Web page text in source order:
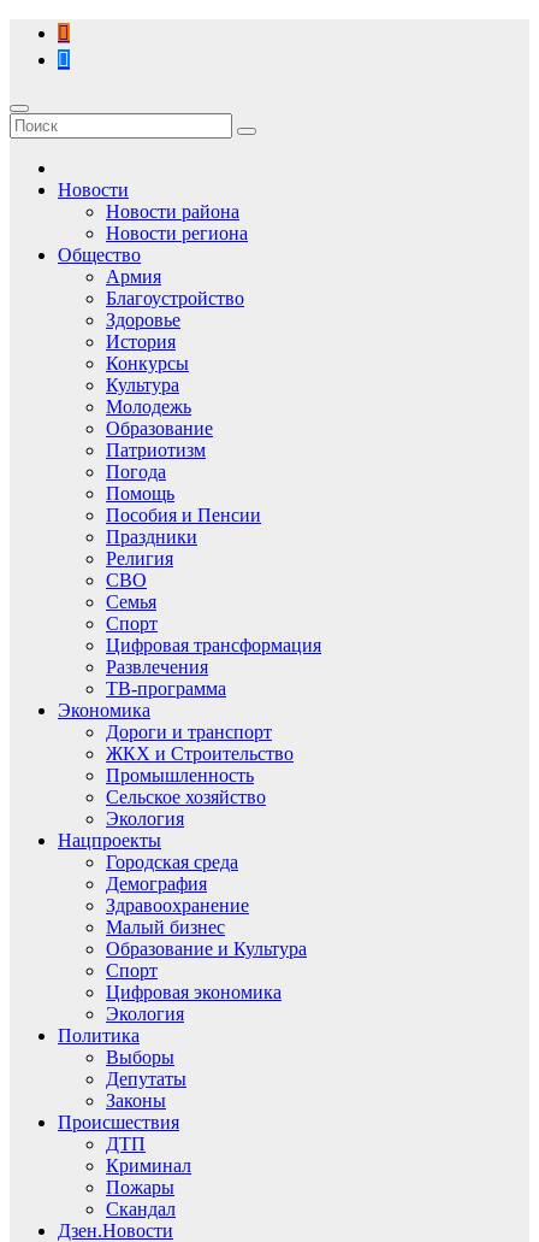
Перейти
содержимому
Новости
Новости района
Новости региона
Общество
Армия
Благоустройство
Здоровье
История
Конкурсы
Культура
Молодежь
Образование
Патриотизм
Погода
Помощь
Пособия и Пенсии
Праздники
Религия
СВО
Семья
Спорт
Цифровая трансформация
Развлечения
ТВ-программа
Экономика
Дороги и транспорт
ЖКХ и Строительство
Промышленность
Сельское хозяйство
Экология
Нацпроекты
Городская среда
Демография
Здравоохранение
Малый бизнес
Образование и Культура
Спорт
Цифровая экономика
Экология
Политика
Выборы
Депутаты
Законы
Происшествия
ДТП
Криминал
Пожары
Скандал
Дзен.Новости